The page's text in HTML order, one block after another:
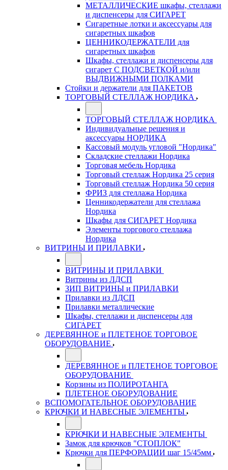
МЕТАЛЛИЧЕСКИЕ шкафы, стеллажи
и диспенсеры для СИГАРЕТ
Сигаретные лотки и аксессуары для
сигаретных шкафов
ЦЕННИКОДЕРЖАТЕЛИ для
сигаретных шкафов
Шкафы, стеллажи и диспенсеры для
сигарет С ПОДСВЕТКОЙ и/или
ВЫДВИЖНЫМИ ПОЛКАМИ
Стойки и держатели для ПАКЕТОВ
ТОРГОВЫЙ СТЕЛЛАЖ НОРДИКА
ТОРГОВЫЙ СТЕЛЛАЖ НОРДИКА
Индивидуальные решения и
аксессуары НОРДИКА
Кассовый модуль угловой "Нордика"
Складские стеллажи Нордика
Торговая мебель Нордика
Торговый стеллаж Нордика 25 серия
Торговый стеллаж Нордика 50 серия
ФРИЗ для стеллажа Нордика
Ценникодержатели для стеллажа
Нордика
Шкафы для СИГАРЕТ Нордика
Элементы торгового стеллажа
Нордика
ВИТРИНЫ И ПРИЛАВКИ
ВИТРИНЫ И ПРИЛАВКИ
Витрины из ЛДСП
ЗИП ВИТРИНЫ и ПРИЛАВКИ
Прилавки из ЛДСП
Прилавки металлические
Шкафы, стеллажи и диспенсеры для
СИГАРЕТ
ДЕРЕВЯННОЕ и ПЛЕТЕНОЕ ТОРГОВОЕ
ОБОРУДОВАНИЕ
ДЕРЕВЯННОЕ и ПЛЕТЕНОЕ ТОРГОВОЕ
ОБОРУДОВАНИЕ
Корзины из ПОЛИРОТАНГА
ПЛЕТЕНОЕ ОБОРУДОВАНИЕ
ВСПОМОГАТЕЛЬНОЕ ОБОРУДОВАНИЕ
КРЮЧКИ И НАВЕСНЫЕ ЭЛЕМЕНТЫ
КРЮЧКИ И НАВЕСНЫЕ ЭЛЕМЕНТЫ
Замок для крючков "СТОПЛОК"
Крючки для ПЕРФОРАЦИИ шаг 15/45мм